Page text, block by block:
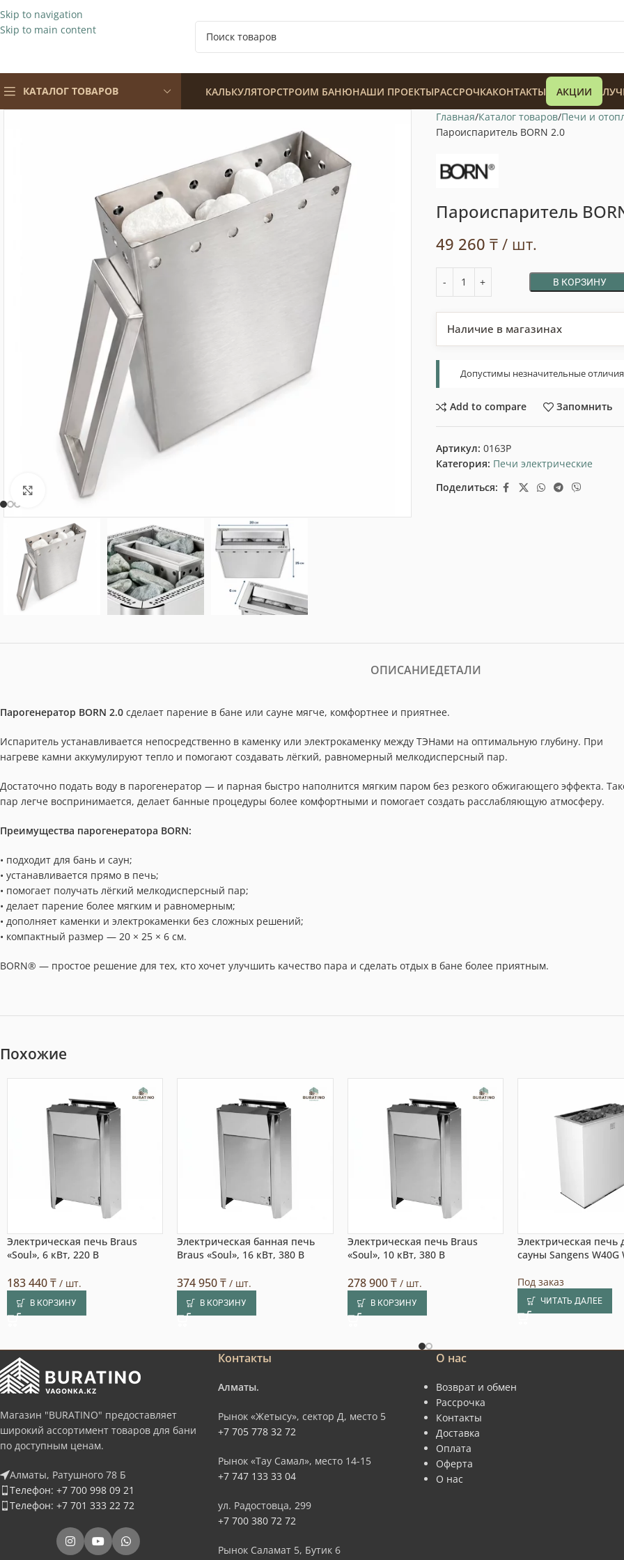
Skip to navigation
Skip to main content
КАТАЛОГ ТОВАРОВ
128 900₸
КАЛЬКУЛЯТОРСТРОИМ БАНЮНАШИ ПРОЕКТЫРАССРОЧКАКОНТАКТЫ АКЦИИ
Нажмите, чтобы увеличить
Главная Каталог товаров Печи и
Пароиспаритель BORN 2.0
Пароиспаритель
49 260 ₸/ шт.
В КОРЗИНУ
Наличие в магазинах
Допустимы незначительные
Add to compare Запомнить
Артикул: 0163P
Категория: Печи электрические
Поделиться:
ОПИСАНИЕДЕТАЛИ
Парогенератор BORN 2.0 сделает парение в бане или сауне мягче, комфортнее и приятнее.
Испаритель устанавливается непосредственно в каменку или электрокаменку между ТЭНами на оптимальную глубину. При
нагреве камни аккумулируют тепло и помогают создавать лёгкий, равномерный мелкодисперсный пар.
Достаточно подать воду в парогенератор — и парная быстро наполнится мягким паром без резкого обжигающего эффекта.
пар легче воспринимается, делает банные процедуры более комфортными и помогает создать расслабляющую атмосферу.
Преимущества парогенератора BORN:
• подходит для бань и саун;
• устанавливается прямо в печь;
• помогает получать лёгкий мелкодисперсный пар;
• делает парение более мягким и равномерным;
• дополняет каменки и электрокаменки без сложных решений;
• компактный размер — 20 × 25 × 6 см.
BORN® — простое решение для тех, кто хочет улучшить качество пара и сделать отдых в бане более приятным.
Похожие
Электрическая печь Braus
«Soul», 6 кВт, 220 В
183 440₸ / шт.
В КОРЗИНУ
Электрическая банная печь
Braus «Soul», 16 кВт, 380 В
374 950₸ / шт.
В КОРЗИНУ
Электрическая печь Braus
«Soul», 10 кВт, 380 В
278 900₸/ шт.
В КОРЗИНУ
Электрическая печь
сауны Sangens W40G
Под заказ
ЧИТАТЬ ДАЛЕЕ
Магазин "BURATINO" предоставляет
широкий ассортимент товаров для бани
по доступным ценам.
Алматы, Ратушного 78 Б
Телефон: +7 700 998 09 21
Телефон: +7 701 333 22 72
Контакты
Алматы.
Рынок «Жетысу», сектор Д, место 5
+7 705 778 32 72
Рынок «Тау Самал», место 14-15
+7 747 133 33 04
ул. Радостовца, 299
+7 700 380 72 72
Рынок Саламат 5, Бутик 6
О нас
Возврат и обмен
Рассрочка
Контакты
Доставка
Оплата
Оферта
О нас